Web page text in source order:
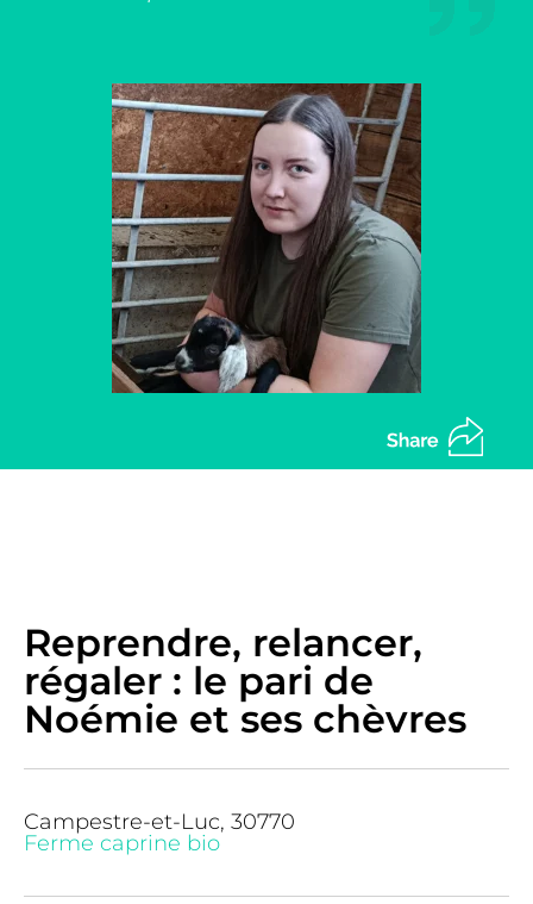
Reprendre, relancer,
régaler : le pari de
Noémie et ses chèvres
Campestre-et-Luc, 30770
Ferme caprine bio